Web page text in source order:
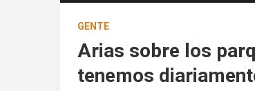
GENTE
Arias sobre los
tenemos